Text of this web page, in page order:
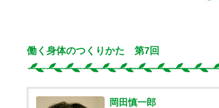
働く身体のつくりかた 第7回
岡田慎一郎